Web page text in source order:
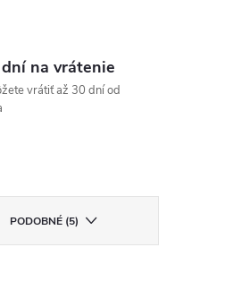
na vrátenie
vrátiť až 30 dní od
PODOBNÉ (5)